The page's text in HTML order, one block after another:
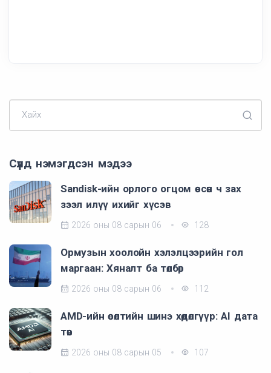
Хайх
Сүүлд нэмэгдсэн мэдээ
Sandisk-ийн орлого огцом өссөн ч зах
зээл илүү ихийг хүсэв
2026 оны 08 сарын 06 128
Ормузын хоолойн хэлэлцээрийн гол
маргаан: Хяналт ба төлбөр
2026 оны 08 сарын 06 112
AMD-ийн өсөлтийн шинэ хөдөлгүүр: AI дата
төв
2026 оны 08 сарын 05 107